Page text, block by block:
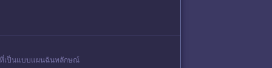
งที่เป็นแบบแผนฉันทลักษณ์